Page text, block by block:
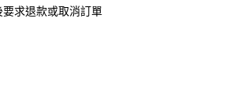
含以上)免運費
求退款或取消訂單